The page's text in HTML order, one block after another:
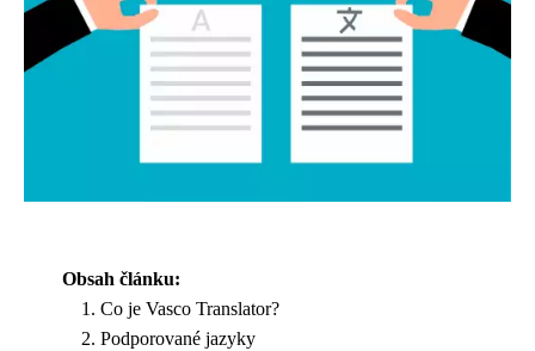
Obsah článku:
Co je Vasco Translator?
Podporované jazyky